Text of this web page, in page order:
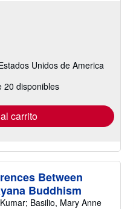
Unidos de America
20 disponibles
carrito
Between
Buddhism
Basilio, Mary Anne